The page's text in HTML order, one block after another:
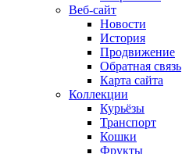
Веб-сайт
Новости
История
Продвижение
Обратная связь
Карта сайта
Коллекции
Курьёзы
Транспорт
Кошки
Фрукты